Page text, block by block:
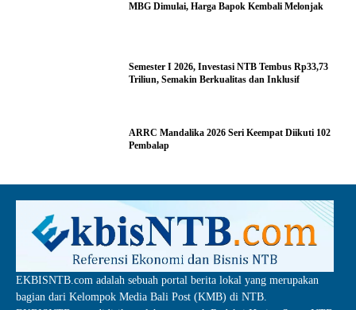
MBG Dimulai, Harga Bapok Kembali Melonjak
Semester I 2026, Investasi NTB Tembus Rp33,73
Triliun, Semakin Berkualitas dan Inklusif
ARRC Mandalika 2026 Seri Keempat Diikuti 102
Pembalap
EKBISNTB.com adalah sebuah portal berita lokal yang merupakan
bagian dari Kelompok Media Bali Post (KMB) di NTB.